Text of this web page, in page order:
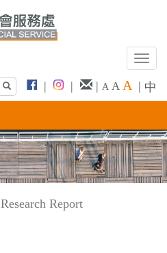
T
l
e
n
a
| | | A A A | 中
Research Report